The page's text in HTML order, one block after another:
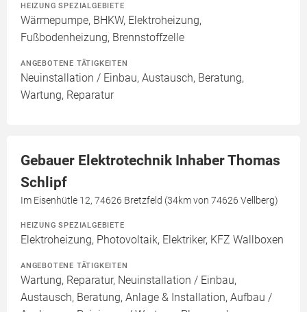
HEIZUNG SPEZIALGEBIETE
Wärmepumpe, BHKW, Elektroheizung,
Fußbodenheizung, Brennstoffzelle
ANGEBOTENE TÄTIGKEITEN
Neuinstallation / Einbau, Austausch, Beratung,
Wartung, Reparatur
Gebauer Elektrotechnik Inhaber Thomas
Schlipf
Im Eisenhütle 12, 74626 Bretzfeld (34km von 74626 Vellberg)
HEIZUNG SPEZIALGEBIETE
Elektroheizung, Photovoltaik, Elektriker, KFZ Wallboxen
ANGEBOTENE TÄTIGKEITEN
Wartung, Reparatur, Neuinstallation / Einbau,
Austausch, Beratung, Anlage & Installation, Aufbau /